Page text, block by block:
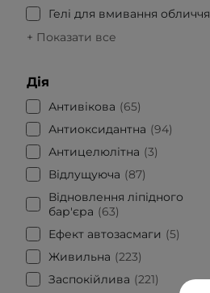
Гелі для вмивання обличчя
+ Показати все
Дія
Антивікова
65
Антиоксидантна
94
Антицелюлітна
3
Відлущуюча
87
Відновлення ліпідного
бар'єра
63
Ефект автозасмаги
5
Живильна
223
Заспокійлива
221